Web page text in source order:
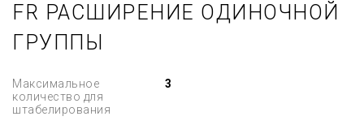
FR РАСШИРЕНИЕ ОДИНОЧНОЙ
ГРУППЫ
Максимальное
количество для
штабелирования
3